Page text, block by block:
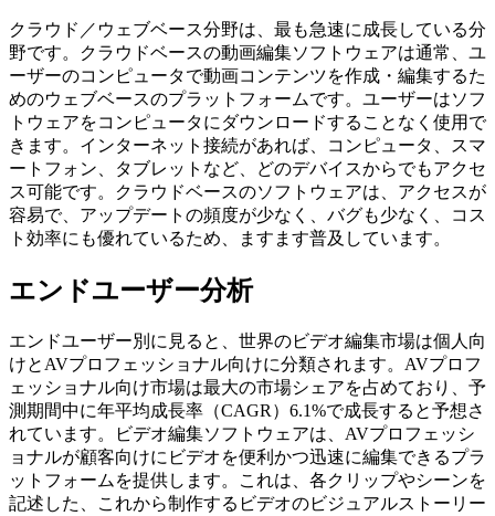
クラウド／ウェブベース分野は、最も急速に成長している分
野です。クラウドベースの動画編集ソフトウェアは通常、ユ
ーザーのコンピュータで動画コンテンツを作成・編集するた
めのウェブベースのプラットフォームです。ユーザーはソフ
トウェアをコンピュータにダウンロードすることなく使用で
きます。インターネット接続があれば、コンピュータ、スマ
ートフォン、タブレットなど、どのデバイスからでもアクセ
ス可能です。クラウドベースのソフトウェアは、アクセスが
容易で、アップデートの頻度が少なく、バグも少なく、コス
ト効率にも優れているため、ますます普及しています。
エンドユーザー分析
エンドユーザー別に見ると、世界のビデオ編集市場は個人向
けとAVプロフェッショナル向けに分類されます。AVプロフ
ェッショナル向け市場は最大の市場シェアを占めており、予
測期間中に年平均成長率（CAGR）6.1%で成長すると予想さ
れています。ビデオ編集ソフトウェアは、AVプロフェッシ
ョナルが顧客向けにビデオを便利かつ迅速に編集できるプラ
ットフォームを提供します。これは、各クリップやシーンを
記述した、これから制作するビデオのビジュアルストーリー